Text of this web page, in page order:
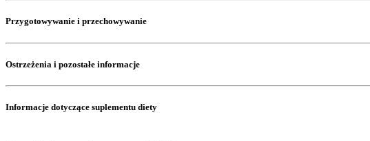
Przygotowywanie i przechowywanie
Ostrzeżenia i pozostałe informacje
Informacje dotyczące suplementu diety